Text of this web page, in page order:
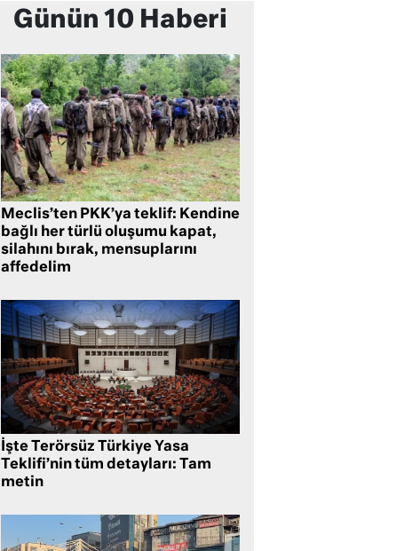
Günün 10 Haberi
Meclis’ten PKK’ya teklif: Kendine
bağlı her türlü oluşumu kapat,
silahını bırak, mensuplarını
affedelim
İşte Terörsüz Türkiye Yasa
Teklifi’nin tüm detayları: Tam
metin